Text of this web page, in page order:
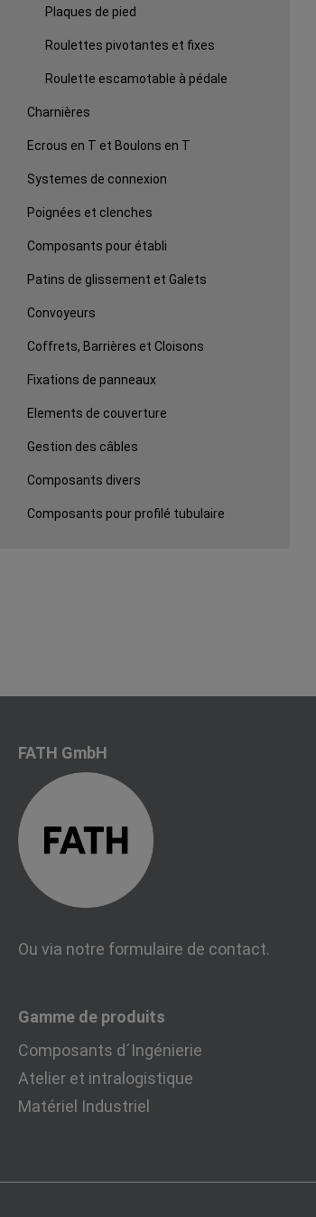
Plaques de pied
Roulettes pivotantes et fixes
Roulette escamotable à pédale
Charnières
Ecrous en T et Boulons en T
Systemes de connexion
Poignées et clenches
Composants pour établi
Patins de glissement et Galets
Convoyeurs
Coffrets, Barrières et Cloisons
Fixations de panneaux
Elements de couverture
Gestion des câbles
Composants divers
Composants pour profilé tubulaire
FATH GmbH
Ou via notre formulaire de contact.
Gamme de produits
Composants d´Ingénierie
Atelier et intralogistique
Matériel Industriel